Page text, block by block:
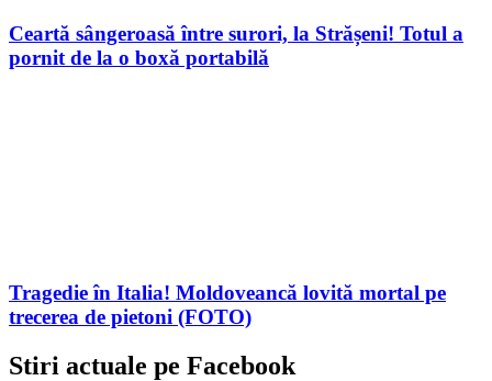
Ceartă sângeroasă între surori, la Strășeni! Totul a
pornit de la o boxă portabilă
Tragedie în Italia! Moldoveancă lovită mortal pe
trecerea de pietoni (FOTO)
Stiri actuale pe Facebook